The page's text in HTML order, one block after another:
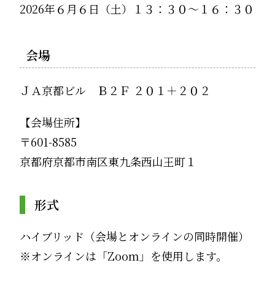
2026年６月６日（土）１３：３０～１６：３０
会場
ＪＡ京都ビル Ｂ２Ｆ ２０１＋２０２
【会場住所】
〒601-8585
京都府京都市南区東九条西山王町１
形式
ハイブリッド（会場とオンラインの同時開催）
※オンラインは「Zoom」を使用します。